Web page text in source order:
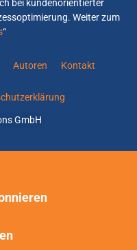
bei kundenorientierter
Weiter zum
“
Autoren Kontakt
GmbH